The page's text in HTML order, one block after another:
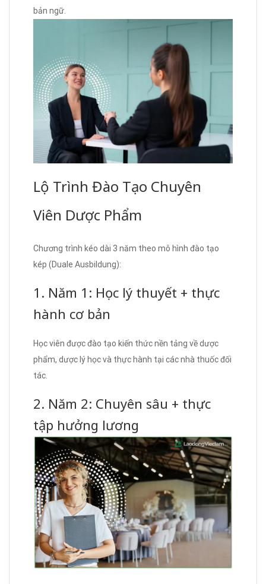
bản ngữ.
Lộ Trình Đào Tạo Chuyên
Viên Dược Phẩm
Chương trình kéo dài 3 năm theo mô hình đào tạo
kép (Duale Ausbildung):
1. Năm 1: Học lý thuyết + thực
hành cơ bản
Học viên được đào tạo kiến thức nền tảng về dược
phẩm, dược lý học và thực hành tại các nhà thuốc đối
tác.
2. Năm 2: Chuyên sâu + thực
tập hưởng lương